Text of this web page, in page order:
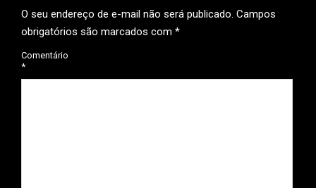
O seu endereço de e-mail não será publicado. Campos
obrigatórios são marcados com *
Comentário
*